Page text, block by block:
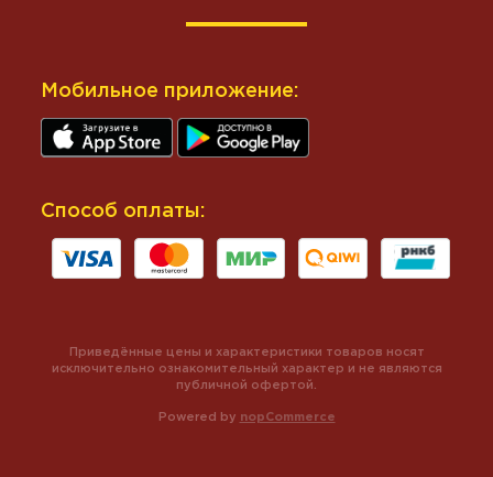
Мобильное приложение:
Способ оплаты:
Powered by nopCommerce
Приведённые цены и характеристики товаров носят
исключительно ознакомительный характер и не являются
публичной офертой.